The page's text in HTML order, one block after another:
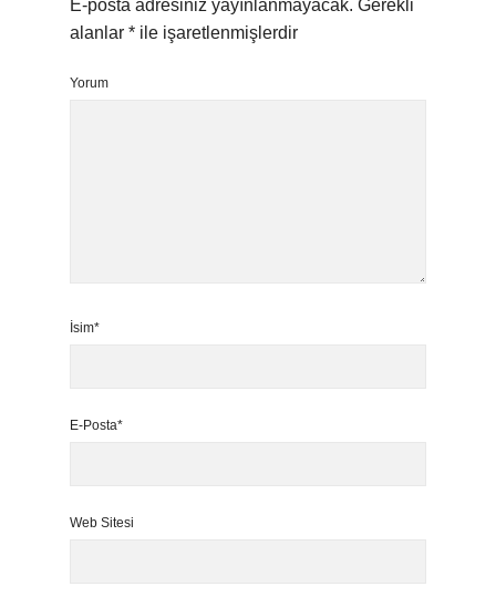
E-posta adresiniz yayınlanmayacak. Gerekli
alanlar * ile işaretlenmişlerdir
Yorum
İsim*
E-Posta*
Web Sitesi